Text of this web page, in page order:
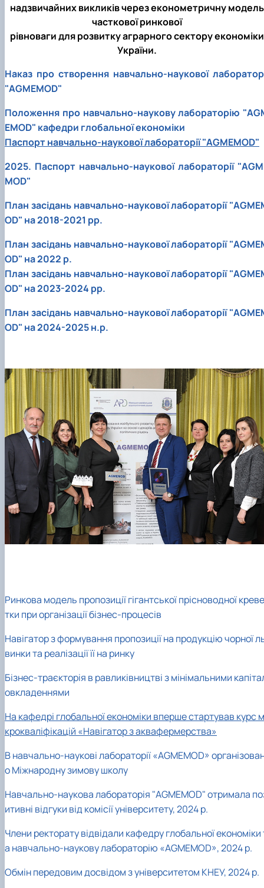
Сторінка аспіранта
надзвичайних викликів через економетричну модель
часткової ринкової
рівноваги для розвитку аграрного сектору економіки
України.
Наказ про створення навчально-наукової
"AGMEMOD"
Положення про навчально-наукову лабораторію
EMOD" кафедри глобальної економіки
Паспорт навчально-наукової лабораторії "AGMEMOD"
2025. Паспорт навчально-наукової лабораторії
MOD"
План засідань навчально-наукової лабораторії
OD" на 2018-2021 рр.
План засідань навчально-наукової лабораторії
OD" на 2022 р.
План засідань навчально-наукової лабораторії
OD" на 2023-2024 рр.
План засідань навчально-наукової лабораторії
OD" на 2024-2025 н.р.
Ринкова модель пропозиції гігантської прісноводної креве
тки при організації бізнес-процесів
Навігатор з формування пропозиції на продукцію чорної
винки та реалізації її на ринку
Бізнес-траєкторія в равликівництві з мінімальними
овкладеннями
На кафедрі глобальної економіки вперше стартував курс
крокваліфікацій «Навігатор з аквафермерства»
В навчально-наукові лабораторії «AGMEMOD»
о Міжнародну зимову школу
Навчально-наукова лабораторія "AGMEMOD" отримала
итивні відгуки від комісії університету, 2024 р.
Члени ректорату відвідали кафедру глобальної економіки
а навчально-наукову лабораторію «AGMEMOD», 2024 р.
Обмін передовим досвідом з університетом КНЕУ, 2024 р.